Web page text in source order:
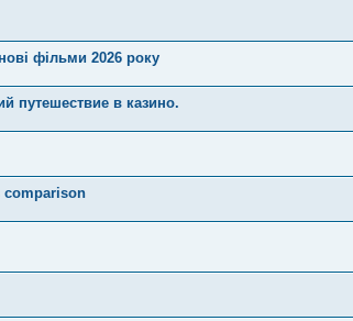
фільми 2026 року
путешествие в казино.
comparison